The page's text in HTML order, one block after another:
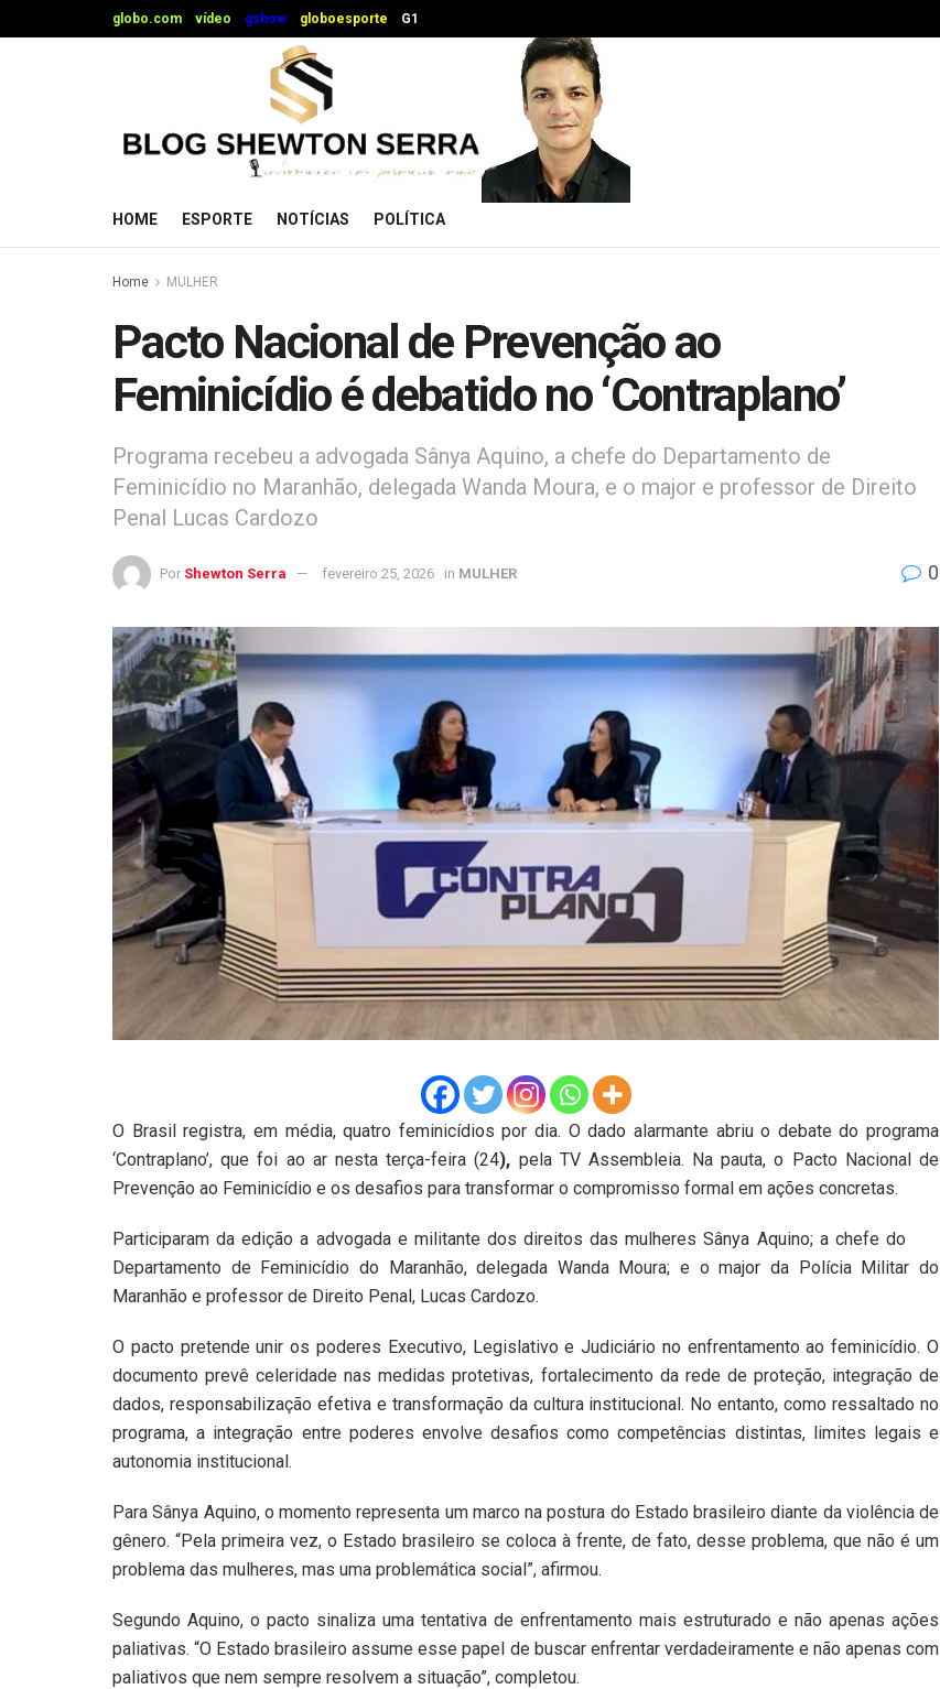
globo.com vídeo gshow globoesporte G1
HOME ESPORTE NOTÍCIAS POLÍTICA
Home MULHER
Pacto Nacional de Prevenção ao
Feminicídio é debatido no ‘Contraplano’
Programa recebeu a advogada Sânya Aquino, a chefe do Departamento de
Feminicídio no Maranhão, delegada Wanda Moura, e o major e professor de Direito
Penal Lucas Cardozo
Por Shewton Serra fevereiro 25, 2026 in MULHER 0
O Brasil registra, em média, quatro feminicídios por dia. O dado alarmante abriu o debate do programa
‘Contraplano’, que foi ao ar nesta terça-feira (24), pela TV Assembleia. Na pauta, o Pacto Nacional de
Prevenção ao Feminicídio e os desafios para transformar o compromisso formal em ações concretas.
Participaram da edição a advogada e militante dos direitos das mulheres Sânya Aquino; a chefe do
Departamento de Feminicídio do Maranhão, delegada Wanda Moura; e o major da Polícia Militar do
Maranhão e professor de Direito Penal, Lucas Cardozo.
O pacto pretende unir os poderes Executivo, Legislativo e Judiciário no enfrentamento ao feminicídio. O
documento prevê celeridade nas medidas protetivas, fortalecimento da rede de proteção, integração de
dados, responsabilização efetiva e transformação da cultura institucional. No entanto, como ressaltado no
programa, a integração entre poderes envolve desafios como competências distintas, limites legais e
autonomia institucional.
Para Sânya Aquino, o momento representa um marco na postura do Estado brasileiro diante da violência de
gênero. “Pela primeira vez, o Estado brasileiro se coloca à frente, de fato, desse problema, que não é um
problema das mulheres, mas uma problemática social”, afirmou.
Segundo Aquino, o pacto sinaliza uma tentativa de enfrentamento mais estruturado e não apenas ações
paliativas. “O Estado brasileiro assume esse papel de buscar enfrentar verdadeiramente e não apenas com
paliativos que nem sempre resolvem a situação”, completou.